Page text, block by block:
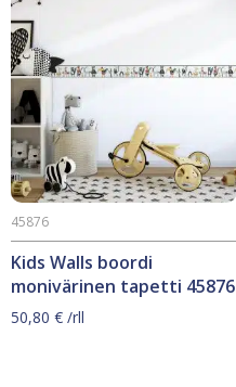
Kids Walls boordi
monivärinen tapetti 45876
45876
50,80 € /rll